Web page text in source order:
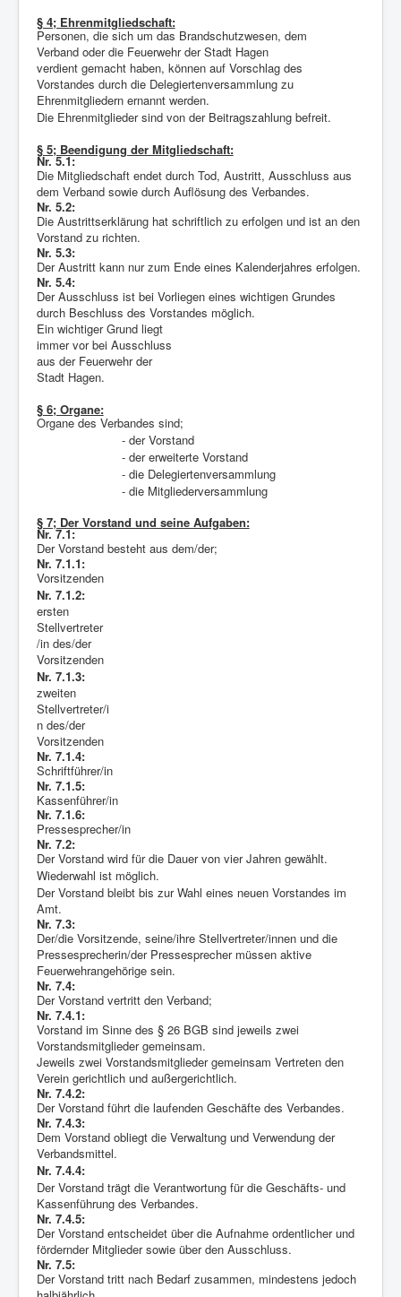
§ 4; Ehrenmitgliedschaft:
Personen, die sich um das Brandschutzwesen, dem
Verband oder die Feuerwehr der Stadt Hagen
verdient gemacht haben, können auf Vorschlag des
Vorstandes durch die Delegiertenversammlung zu
Ehrenmitgliedern ernannt werden.
Die Ehrenmitglieder sind von der Beitragszahlung befreit.
§ 5; Beendigung der Mitgliedschaft:
Nr. 5.1:
Die Mitgliedschaft endet durch Tod, Austritt, Ausschluss aus
dem Verband sowie durch Auflösung des Verbandes.
Nr. 5.2:
Die Austrittserklärung hat schriftlich zu erfolgen und ist an den
Vorstand zu richten.
Nr. 5.3:
Der Austritt kann nur zum Ende eines Kalenderjahres erfolgen.
Nr. 5.4:
Der Ausschluss ist bei Vorliegen eines wichtigen Grundes
durch Beschluss des Vorstandes möglich.
Ein wichtiger Grund liegt
immer vor bei Ausschluss
aus der Feuerwehr der
Stadt Hagen.
§ 6; Organe:
Organe des Verbandes sind;
- der Vorstand
- der erweiterte Vorstand
- die Delegiertenversammlung
- die Mitgliederversammlung
§ 7; Der Vorstand und seine Aufgaben:
Nr. 7.1:
Der Vorstand besteht aus dem/der;
Nr. 7.1.1:
Vorsitzenden
Nr. 7.1.2:
ersten
Stellvertreter
/in des/der
Vorsitzenden
Nr. 7.1.3:
zweiten
Stellvertreter/i
n des/der
Vorsitzenden
Nr. 7.1.4:
Schriftführer/in
Nr. 7.1.5:
Kassenführer/in
Nr. 7.1.6:
Pressesprecher/in
Nr. 7.2:
Der Vorstand wird für die Dauer von vier Jahren gewählt.
Wiederwahl ist möglich.
Der Vorstand bleibt bis zur Wahl eines neuen Vorstandes im
Amt.
Nr. 7.3:
Der/die Vorsitzende, seine/ihre Stellvertreter/innen und die
Pressesprecherin/der Pressesprecher müssen aktive
Feuerwehrangehörige sein.
Nr. 7.4:
Der Vorstand vertritt den Verband;
Nr. 7.4.1:
Vorstand im Sinne des § 26 BGB sind jeweils zwei
Vorstandsmitglieder gemeinsam.
Jeweils zwei Vorstandsmitglieder gemeinsam Vertreten den
Verein gerichtlich und außergerichtlich.
Nr. 7.4.2:
Der Vorstand führt die laufenden Geschäfte des Verbandes.
Nr. 7.4.3:
Dem Vorstand obliegt die Verwaltung und Verwendung der
Verbandsmittel.
Nr. 7.4.4:
Der Vorstand trägt die Verantwortung für die Geschäfts- und
Kassenführung des Verbandes.
Nr. 7.4.5:
Der Vorstand entscheidet über die Aufnahme ordentlicher und
fördernder Mitglieder sowie über den Ausschluss.
Nr. 7.5:
Der Vorstand tritt nach Bedarf zusammen, mindestens jedoch